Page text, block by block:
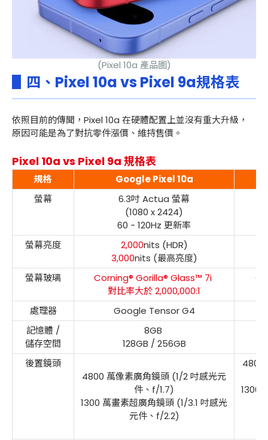
(Pixel 10a 產品圖)
▋四、Pixel 10a vs Pixel 9a規格表
依照目前的傳聞，Pixel 10a 在硬體配置上並沒有重大升級，
原因可能是為了對抗零件漲價、維持售價。
Pixel 10a vs Pixel 9a 規格表
規格
Google Pixel 10a
螢幕
6.3吋 Actua 螢幕
(1080 x 2424)
60 - 120Hz 更新率
螢幕亮度
2,000nits (HDR)
3,000nits (最高亮度)
螢幕玻璃
Corning® Gorilla® Glass™ 7i
對比率大於 2,000,000:1
處理器
Google Tensor G4
記憶體 /
儲存空間
8GB
128GB / 256GB
後置鏡頭
4800 萬像素廣角鏡頭 (1/2 吋感光元
件、f/1.7)
1300 萬畫素超廣角鏡頭 (1/3.1 吋感光
元件、f/2.2)
4800
1300